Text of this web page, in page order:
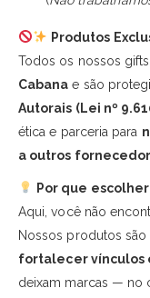
Produtos
Todos os nossos
Cabana e são
Autorais (Lei nº
ética e parceria para
a outros
Por que
Aqui, você não
Nossos produtos são
fortalecer vínculos
deixam marcas — no